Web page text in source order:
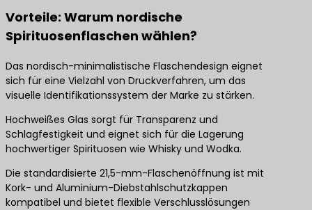
Vorteile: Warum nordische
Spirituosenflaschen wählen?
Das nordisch-minimalistische Flaschendesign eignet
sich für eine Vielzahl von Druckverfahren, um das
visuelle Identifikationssystem der Marke zu stärken.
Hochweißes Glas sorgt für Transparenz und
Schlagfestigkeit und eignet sich für die Lagerung
hochwertiger Spirituosen wie Whisky und Wodka.
Die standardisierte 21,5-mm-Flaschenöffnung ist mit
Kork- und Aluminium-Diebstahlschutzkappen
kompatibel und bietet flexible Verschlusslösungen